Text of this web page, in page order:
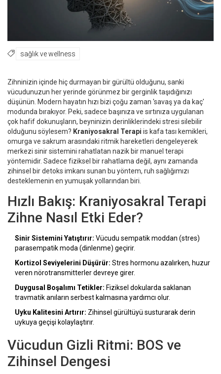
sağlık ve wellness
Zihninizin içinde hiç durmayan bir gürültü olduğunu, sanki
vücudunuzun her yerinde görünmez bir gerginlik taşıdığınızı
düşünün. Modern hayatın hızı bizi çoğu zaman 'savaş ya da kaç'
modunda bırakıyor. Peki, sadece başınıza ve sırtınıza uygulanan
çok hafif dokunuşların, beyninizin derinliklerindeki stresi silebilir
olduğunu söylesem? Kraniyosakral Terapi is kafa tası kemikleri,
omurga ve sakrum arasındaki ritmik hareketleri dengeleyerek
merkezi sinir sistemini rahatlatan nazik bir manuel terapi
yöntemidir. Sadece fiziksel bir rahatlama değil, aynı zamanda
zihinsel bir detoks imkanı sunan bu yöntem, ruh sağlığımızı
desteklemenin en yumuşak yollarından biri.
Hızlı Bakış: Kraniyosakral Terapi
Zihne Nasıl Etki Eder?
Sinir Sistemini Yatıştırır: Vücudu sempatik moddan (stres)
parasempatik moda (dinlenme) geçirir.
Kortizol Seviyelerini Düşürür: Stres hormonu azalırken, huzur
veren nörotransmitterler devreye girer.
Duygusal Boşalımı Tetikler: Fiziksel dokularda saklanan
travmatik anıların serbest kalmasına yardımcı olur.
Uyku Kalitesini Artırır: Zihinsel gürültüyü susturarak derin
uykuya geçişi kolaylaştırır.
Vücudun Gizli Ritmi: BOS ve
Zihinsel Dengesi